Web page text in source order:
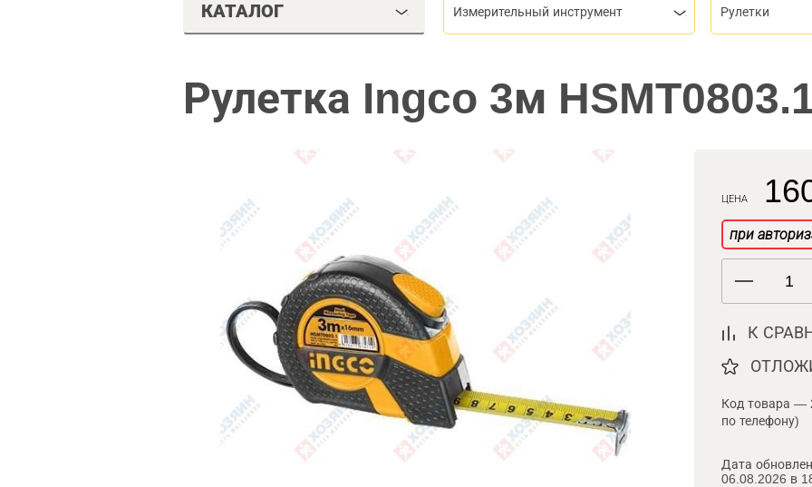
КАТАЛОГ Измерительный инструмент Рулетки
Рулетка Ingco 3м
ЦЕНА
при
К
Код товара —
по телефону)
Дата
06.08.2026 в